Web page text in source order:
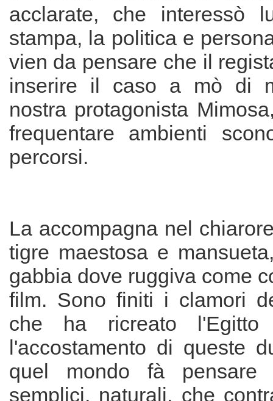
acclarate, che interessò
stampa, la politica e
vien da pensare che il
inserire il caso a mò di
nostra protagonista
frequentare ambienti
percorsi.
La accompagna nel
tigre maestosa e
gabbia dove ruggiva come
film. Sono finiti i clamori
che ha ricreato l'Egitto
l'accostamento di queste
quel mondo fà
semplici, naturali, che